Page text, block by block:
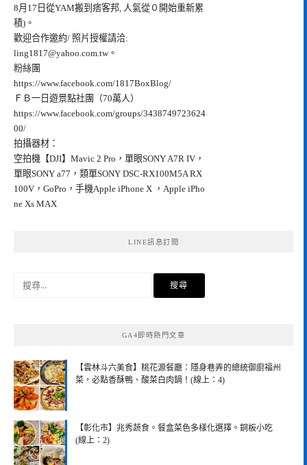
8月17日從YAM搬到痞客邦, 人氣從０開始重新累
積)。
歡迎合作邀約/ 照片授權請洽:
ling1817@yahoo.com.tw。
粉絲團
https://www.facebook.com/1817BoxBlog/
ＦＢ一日遊景點社團（70萬人）
https://www.facebook.com/groups/3438749723624
00/
拍攝器材：
空拍機【DJI】Mavic 2 Pro，單眼SONY A7R IV，
單眼SONY a77，類單SONY DSC-RX100M5A RX
100V，GoPro，手機Apple iPhone X ，Apple iPho
ne Xs MAX
LINE訊息訂閱
GA4即時熱門文章
【雲林斗六美食】桃花源餐廳：隱身巷弄的總統御廚福州
菜，必點香酥鴨、酸菜白肉鍋！(線上：4)
【彰化市】兆秀蔬食。餐盒菜色多樣化選擇。銅板小吃
(線上：2)